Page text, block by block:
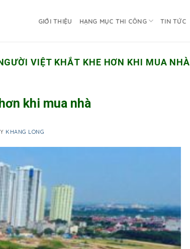
GIỚI THIỆU HẠNG MỤC THI CÔNG TIN TỨC
VIỆT KHẮT KHE HƠN KHI MUA NHÀ
khi mua nhà
KHANG LONG